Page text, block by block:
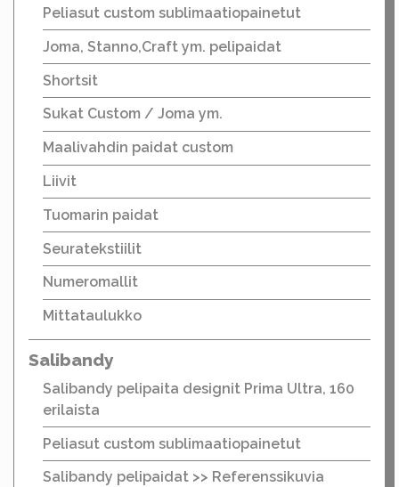
Peliasut custom sublimaatiopainetut
Joma, Stanno,Craft ym. pelipaidat
Shortsit
Sukat Custom / Joma ym.
Maalivahdin paidat custom
Liivit
Tuomarin paidat
Seuratekstiilit
Numeromallit
Mittataulukko
Salibandy
Salibandy pelipaita designit Prima Ultra, 160
erilaista
Peliasut custom sublimaatiopainetut
Salibandy pelipaidat >> Referenssikuvia